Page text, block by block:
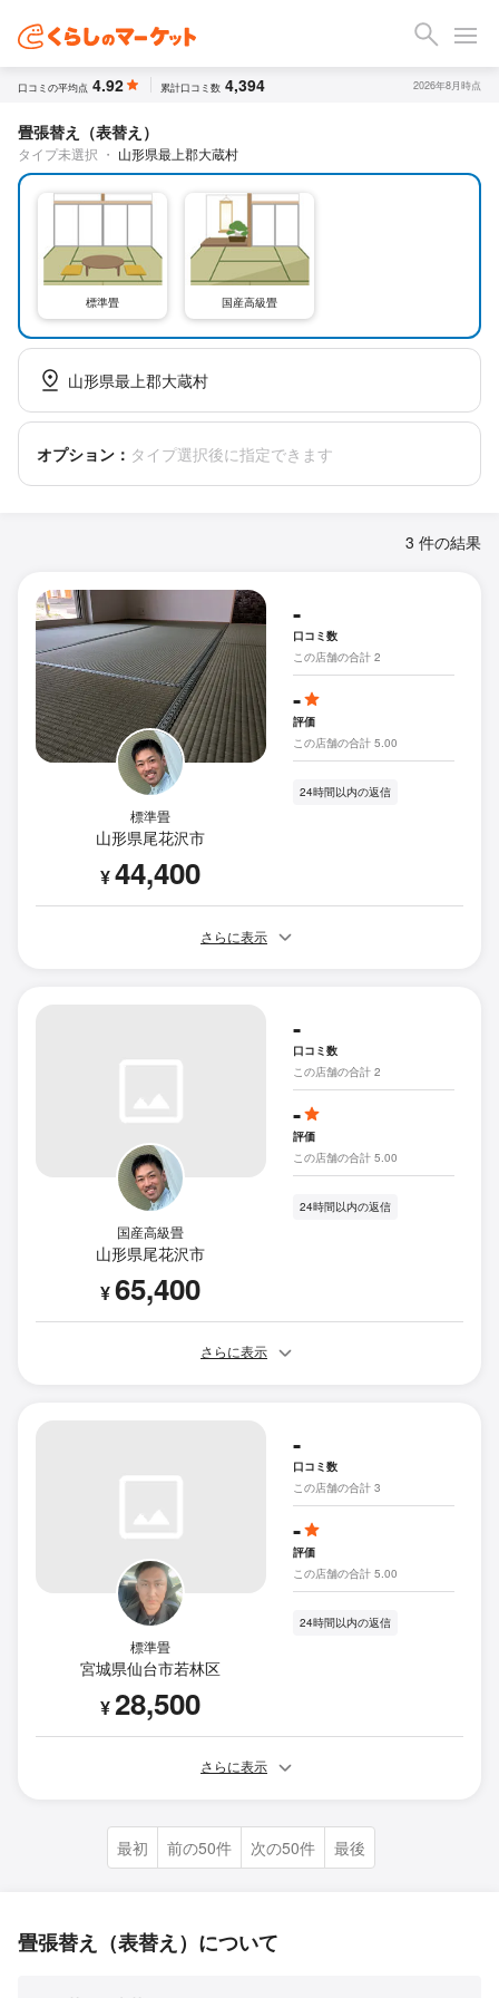
口コミの平均点 4.92 累計口コミ数 4,394 2026年8月時点
畳張替え（表替え）
タイプ未選択 ・ 山形県最上郡大蔵村
標準畳 国産高級畳
山形県最上郡大蔵村
オプション： タイプ選択後に指定できます
3 件の結果
標準畳
山形県尾花沢市
¥44,400
-
口コミ数
この店舗の合計 2
-
評価
この店舗の合計 5.00
24時間以内の返信
さらに表示
国産高級畳
山形県尾花沢市
¥65,400
-
口コミ数
この店舗の合計 2
-
評価
この店舗の合計 5.00
24時間以内の返信
さらに表示
標準畳
宮城県仙台市若林区
¥28,500
-
口コミ数
この店舗の合計 3
-
評価
この店舗の合計 5.00
24時間以内の返信
さらに表示
最初 前の50件 次の50件 最後
畳張替え（表替え）について